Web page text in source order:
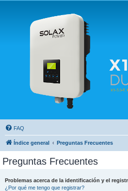
Solax FAQ
Lugar para intercambiar dudas sobre inversores
FAQ
Índice general Preguntas Frecuentes
Preguntas Frecuentes
Problemas acerca de la identificación y el
¿Por qué me tengo que registrar?